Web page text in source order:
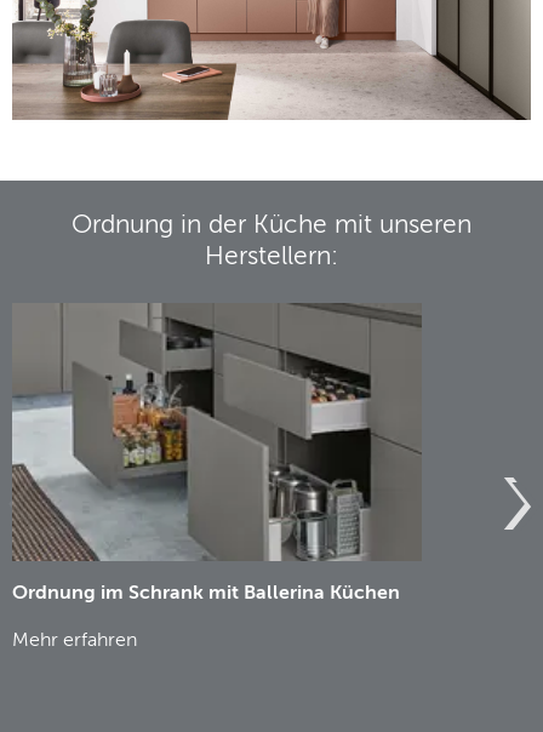
Ordnung in der Küche mit unseren
Herstellern:
Ordnung im Schrank mit Ballerina Küchen
Mehr erfahren